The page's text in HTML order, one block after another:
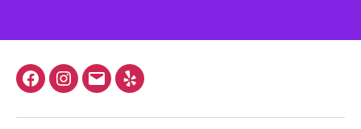
FacebookInstagram
E-
Yelp